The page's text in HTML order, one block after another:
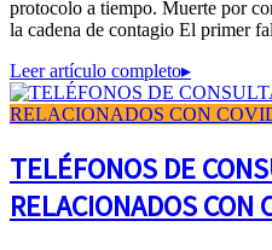
protocolo a tiempo. Muerte por
la cadena de contagio El primer
Leer artículo completo▸
TELÉFONOS DE
RELACIONADOS CON